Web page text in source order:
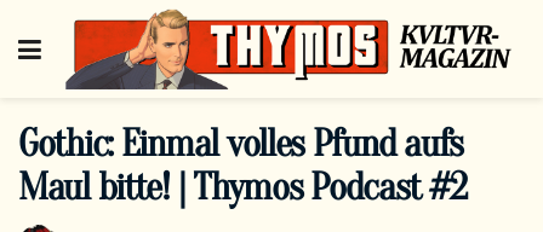
Gothic: Einmal volles Pfund aufs
Maul bitte! | Thymos Podcast #2